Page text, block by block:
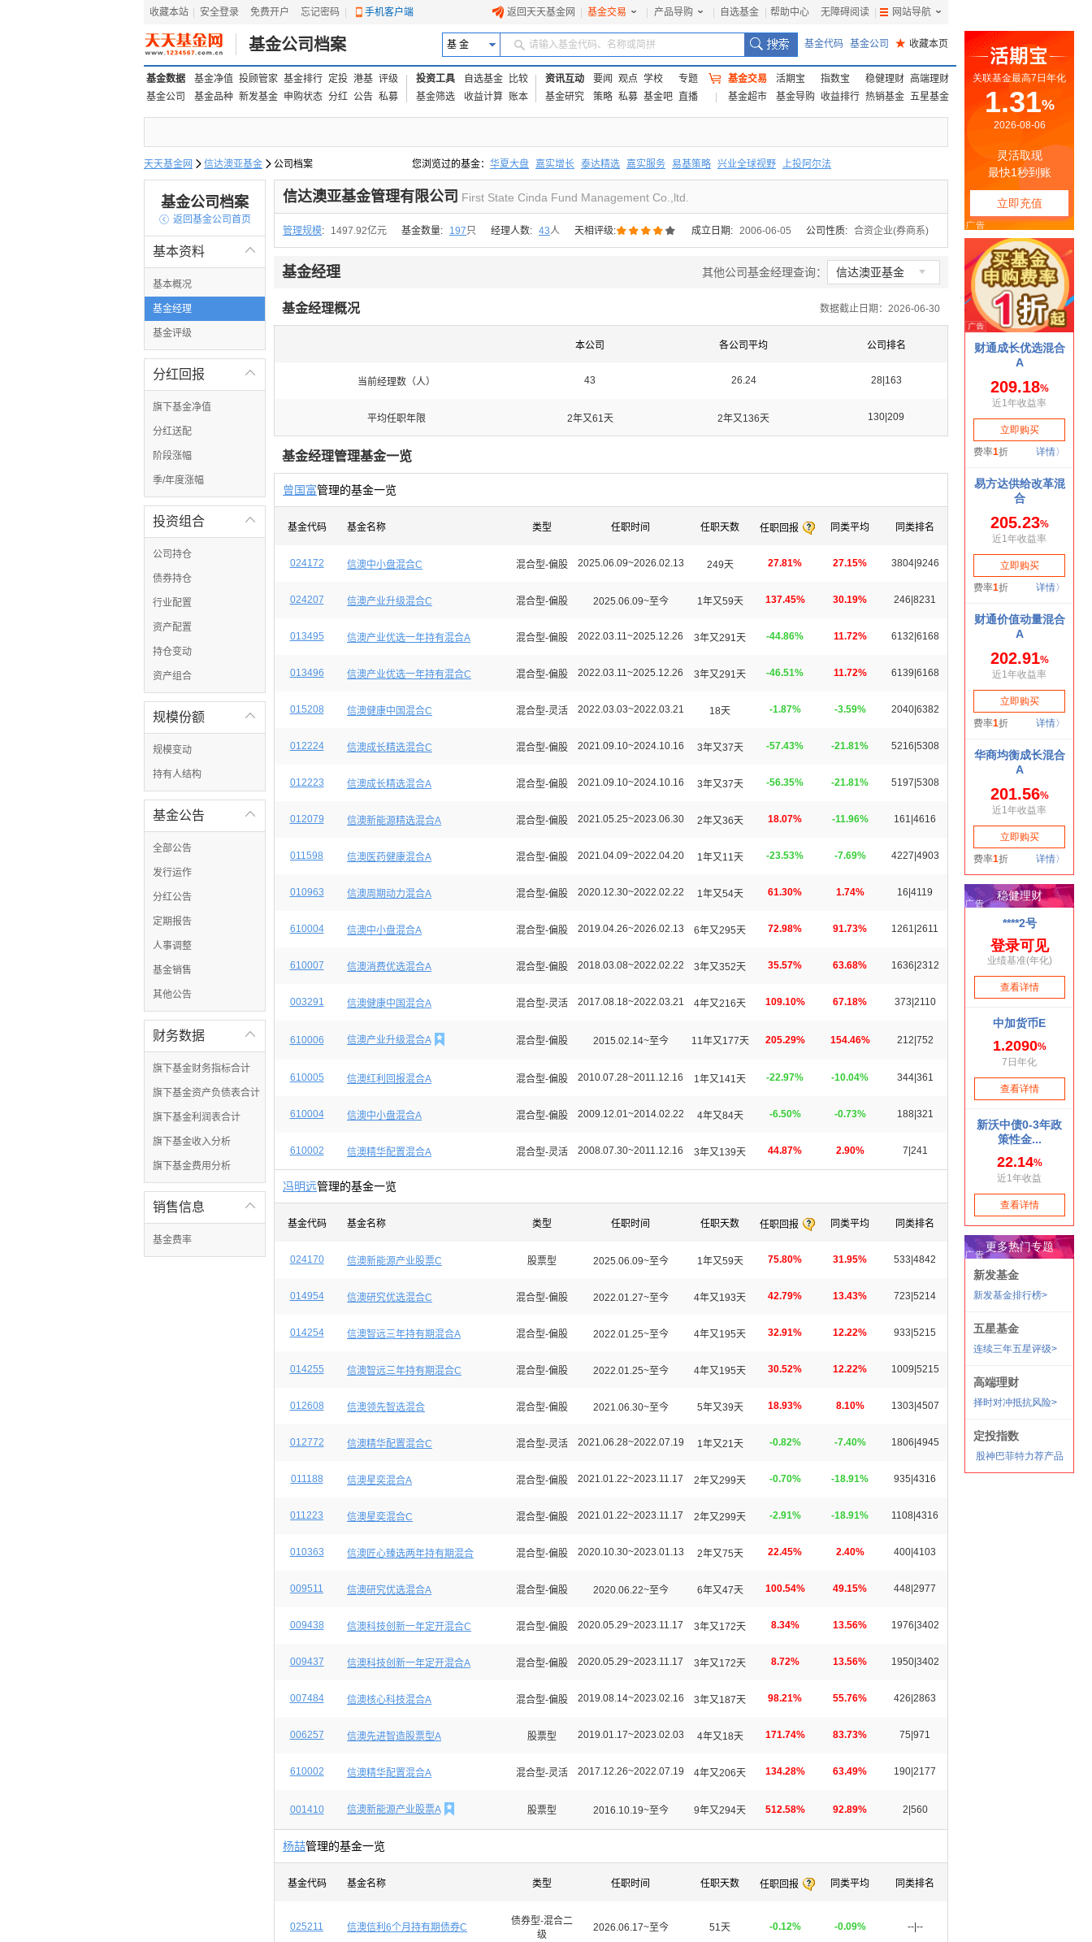
收藏本站 安全登录 免费开户 忘记密码 手机客户端 返回天天基金网 基金交易 产品导购 自选基金 帮助中心 无障碍阅读 网站导航
基金公司档案 基 金 请输入基金代码、名称或简拼 基金代码 基金公司 ★ 收藏本页
基金数据 基金净值 投顾管家 基金排行 定投 港基 评级
基金公司
基金品种 新发基金 申购状态 分红 公告 私募
投资工具 自选基金
比较
基金筛选
收益计算 账本
资讯互动 要闻 观点 学校
专题
基金研究
策略 私募 基金吧 直播
基金交易 活期宝 指数宝 稳健理财 高端理财
基金超市
基金导购 收益排行 热销基金 五星基金
天天基金网  信达澳亚基金  公司档案 您浏览过的基金： 华夏大盘 嘉实增长 泰达精选 嘉实服务 易基策略 兴业全球视野 上投阿尔法
易方达上证中盘ETF联接A
基金公司档案
 返回基金公司首页

基本资料
基本概况
基金经理
基金评级

分红回报
旗下基金净值
分红送配
阶段涨幅
季/年度涨幅

投资组合
公司持仓
债券持仓
行业配置
资产配置
持仓变动
资产组合

规模份额
规模变动
持有人结构

基金公告
全部公告
发行运作
分红公告
定期报告
人事调整
基金销售
其他公告

财务数据
旗下基金财务指标合计
旗下基金资产负债表合计
旗下基金利润表合计
旗下基金收入分析
旗下基金费用分析

销售信息
基金费率
信达澳亚基金管理有限公司 First State Cinda Fund Management Co.,ltd.
管理规模: 1497.92亿元 基金数量: 197只 经理人数: 43人 天相评级: 成立日期: 2006-06-05 公司性质: 合资企业(券商系)
基金经理 其他公司基金经理查询： 信达澳亚基金 
基金经理概况 数据截止日期：2026-06-30
本公司 各公司平均 公司排名
当前经理数（人） 43 26.24 28|163
平均任职年限 2年又61天 2年又136天 130|209
基金经理管理基金一览
曾国富管理的基金一览
基金代码 基金名称 类型 任职时间 任职天数 任职回报 同类平均 同类排名
024172 信澳中小盘混合C 混合型-偏股 2025.06.09~2026.02.13 249天 27.81% 27.15% 3804|9246
024207 信澳产业升级混合C 混合型-偏股 2025.06.09~至今 1年又59天 137.45% 30.19% 246|8231
013495 信澳产业优选一年持有混合A 混合型-偏股 2022.03.11~2025.12.26 3年又291天 -44.86% 11.72% 6132|6168
013496 信澳产业优选一年持有混合C 混合型-偏股 2022.03.11~2025.12.26 3年又291天 -46.51% 11.72% 6139|6168
015208 信澳健康中国混合C 混合型-灵活 2022.03.03~2022.03.21 18天 -1.87% -3.59% 2040|6382
012224 信澳成长精选混合C 混合型-偏股 2021.09.10~2024.10.16 3年又37天 -57.43% -21.81% 5216|5308
012223 信澳成长精选混合A 混合型-偏股 2021.09.10~2024.10.16 3年又37天 -56.35% -21.81% 5197|5308
012079 信澳新能源精选混合A 混合型-偏股 2021.05.25~2023.06.30 2年又36天 18.07% -11.96% 161|4616
011598 信澳医药健康混合A 混合型-偏股 2021.04.09~2022.04.20 1年又11天 -23.53% -7.69% 4227|4903
010963 信澳周期动力混合A 混合型-偏股 2020.12.30~2022.02.22 1年又54天 61.30% 1.74% 16|4119
610004 信澳中小盘混合A 混合型-偏股 2019.04.26~2026.02.13 6年又295天 72.98% 91.73% 1261|2611
610007 信澳消费优选混合A 混合型-偏股 2018.03.08~2022.02.22 3年又352天 35.57% 63.68% 1636|2312
003291 信澳健康中国混合A 混合型-灵活 2017.08.18~2022.03.21 4年又216天 109.10% 67.18% 373|2110
610006 信澳产业升级混合A  混合型-偏股 2015.02.14~至今 11年又177天 205.29% 154.46% 212|752
610005 信澳红利回报混合A 混合型-偏股 2010.07.28~2011.12.16 1年又141天 -22.97% -10.04% 344|361
610004 信澳中小盘混合A 混合型-偏股 2009.12.01~2014.02.22 4年又84天 -6.50% -0.73% 188|321
610002 信澳精华配置混合A 混合型-灵活 2008.07.30~2011.12.16 3年又139天 44.87% 2.90% 7|241
冯明远管理的基金一览
基金代码 基金名称 类型 任职时间 任职天数 任职回报 同类平均 同类排名
024170 信澳新能源产业股票C 股票型 2025.06.09~至今 1年又59天 75.80% 31.95% 533|4842
014954 信澳研究优选混合C 混合型-偏股 2022.01.27~至今 4年又193天 42.79% 13.43% 723|5214
014254 信澳智远三年持有期混合A 混合型-偏股 2022.01.25~至今 4年又195天 32.91% 12.22% 933|5215
014255 信澳智远三年持有期混合C 混合型-偏股 2022.01.25~至今 4年又195天 30.52% 12.22% 1009|5215
012608 信澳领先智选混合 混合型-偏股 2021.06.30~至今 5年又39天 18.93% 8.10% 1303|4507
012772 信澳精华配置混合C 混合型-灵活 2021.06.28~2022.07.19 1年又21天 -0.82% -7.40% 1806|4945
011188 信澳星奕混合A 混合型-偏股 2021.01.22~2023.11.17 2年又299天 -0.70% -18.91% 935|4316
011223 信澳星奕混合C 混合型-偏股 2021.01.22~2023.11.17 2年又299天 -2.91% -18.91% 1108|4316
010363 信澳匠心臻选两年持有期混合 混合型-偏股 2020.10.30~2023.01.13 2年又75天 22.45% 2.40% 400|4103
009511 信澳研究优选混合A 混合型-偏股 2020.06.22~至今 6年又47天 100.54% 49.15% 448|2977
009438 信澳科技创新一年定开混合C 混合型-偏股 2020.05.29~2023.11.17 3年又172天 8.34% 13.56% 1976|3402
009437 信澳科技创新一年定开混合A 混合型-偏股 2020.05.29~2023.11.17 3年又172天 8.72% 13.56% 1950|3402
007484 信澳核心科技混合A 混合型-偏股 2019.08.14~2023.02.16 3年又187天 98.21% 55.76% 426|2863
006257 信澳先进智造股票型A 股票型 2019.01.17~2023.02.03 4年又18天 171.74% 83.73% 75|971
610002 信澳精华配置混合A 混合型-灵活 2017.12.26~2022.07.19 4年又206天 134.28% 63.49% 190|2177
001410 信澳新能源产业股票A  股票型 2016.10.19~至今 9年又294天 512.58% 92.89% 2|560
杨喆管理的基金一览
基金代码 基金名称 类型 任职时间 任职天数 任职回报 同类平均 同类排名
025211 信澳信利6个月持有期债券C
债券型-混合二
级
2026.06.17~至今 51天 -0.12% -0.09% --|--